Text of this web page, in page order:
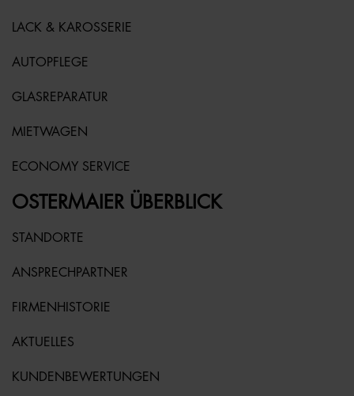
LACK & KAROSSERIE
AUTOPFLEGE
GLASREPARATUR
MIETWAGEN
ECONOMY SERVICE
OSTERMAIER ÜBERBLICK
STANDORTE
ANSPRECHPARTNER
FIRMENHISTORIE
AKTUELLES
KUNDENBEWERTUNGEN